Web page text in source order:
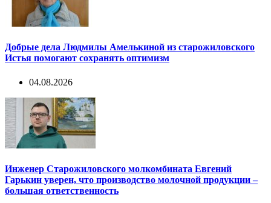
Добрые дела Людмилы Амелькиной из старожиловского
Истья помогают сохранять оптимизм
04.08.2026
Инженер Старожиловского молкомбината Евгений
Гарькин уверен, что производство молочной продукции –
большая ответственность